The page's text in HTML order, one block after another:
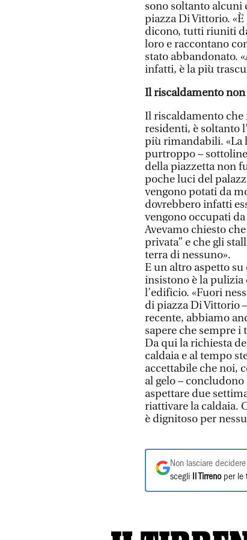
sono soltanto alcuni
piazza Di Vittorio.
dicono, tutti riuniti
loro e raccontano
stato abbandonato.
infatti, è la più
Il riscaldamento
Il riscaldamento che
residenti, è soltanto
più rimandabili. «La
purtroppo –
della piazzetta non
poche luci del
vengono potati da
dovrebbero infatti
vengono occupati
Avevamo chiesto
privata” e che gli
terra di nessuno».
E un altro aspetto
insistono è la pulizia
l’edificio. «Fuori
di piazza Di Vittorio
recente, abbiamo
sapere che sempre
Da qui la richiesta
caldaia e al tempo
accettabile che noi,
al gelo –
aspettare due
riattivare la caldaia.
è dignitoso per
Non lasciare
scegli
Il Tirrenoper le